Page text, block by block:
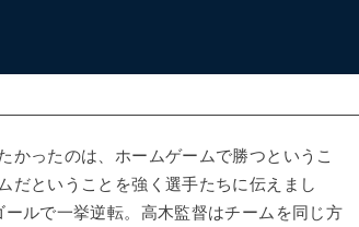
かったのは、ホームゲームで勝つというこ
だということを強く選手たちに伝えまし
ルで一挙逆転。高木監督はチームを同じ方